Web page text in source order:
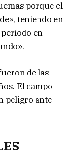
porque el
teniendo en
en
de las
El campo
peligro ante